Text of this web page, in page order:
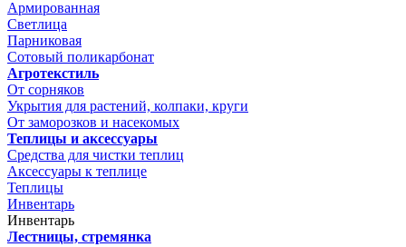
Армированная
Светлица
Парниковая
Сотовый поликарбонат
Агротекстиль
От сорняков
Укрытия для растений, колпаки, круги
От заморозков и насекомых
Теплицы и аксессуары
Средства для чистки теплиц
Аксессуары к теплице
Теплицы
Инвентарь
Инвентарь
Лестницы, стремянка